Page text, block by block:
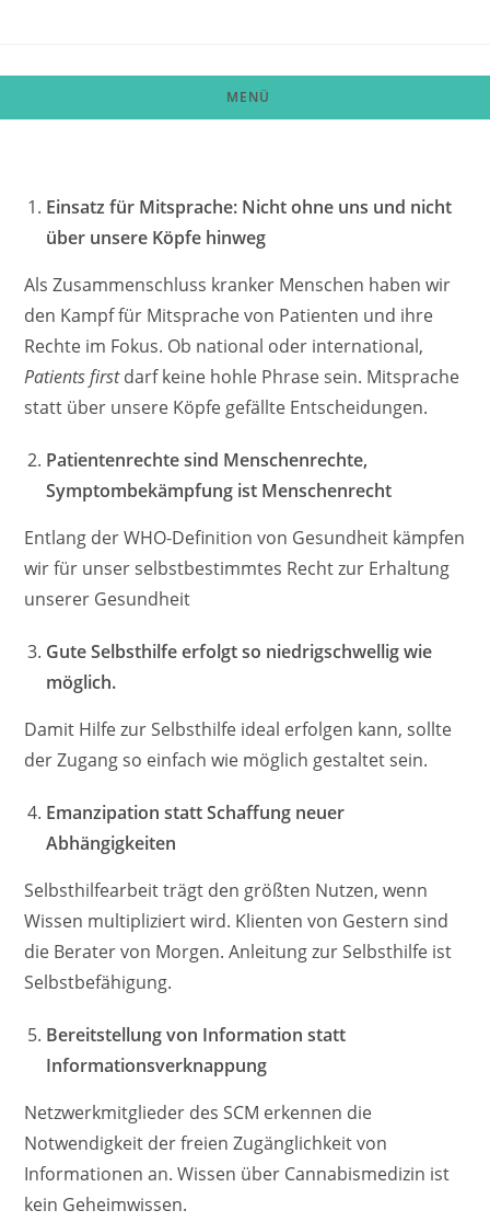
MENÜ
Einsatz für Mitsprache: Nicht ohne uns und nicht
über unsere Köpfe hinweg
Als Zusammenschluss kranker Menschen haben wir
den Kampf für Mitsprache von Patienten und ihre
Rechte im Fokus. Ob national oder international,
Patients firstdarf keine hohle Phrase sein. Mitsprache
statt über unsere Köpfe gefällte Entscheidungen.
Patientenrechte sind Menschenrechte,
Symptombekämpfung ist Menschenrecht
Entlang der WHO-Definition von Gesundheit kämpfen
wir für unser selbstbestimmtes Recht zur Erhaltung
unserer Gesundheit
Gute Selbsthilfe erfolgt so niedrigschwellig wie
möglich.
Damit Hilfe zur Selbsthilfe ideal erfolgen kann, sollte
der Zugang so einfach wie möglich gestaltet sein.
Emanzipation statt Schaffung neuer
Abhängigkeiten
Selbsthilfearbeit trägt den größten Nutzen, wenn
Wissen multipliziert wird. Klienten von Gestern sind
die Berater von Morgen. Anleitung zur Selbsthilfe ist
Selbstbefähigung.
Bereitstellung von Information statt
Informationsverknappung
Netzwerkmitglieder des SCM erkennen die
Notwendigkeit der freien Zugänglichkeit von
Informationen an. Wissen über Cannabismedizin ist
kein Geheimwissen.